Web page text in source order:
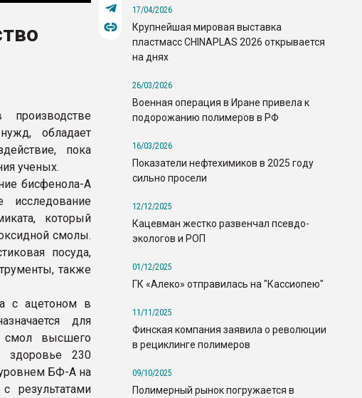
обладает
пока
ученых.
бисфенола-А
который
смолы.
посуда,
также
с ацетоном в
для
смол высшего
здоровье 230
БФ-А на
результатами
17/04/2026
Крупнейшая мировая выставка
пластмасс CHINAPLAS 2026 открывается
на днях
26/03/2026
Военная операция в Иране привела к
подорожанию полимеров в РФ
16/03/2026
Показатели нефтехимиков в 2025 году
сильно просели
12/12/2025
Кацевман жестко развенчал псевдо-
экологов и РОП
01/12/2025
ГК «Алеко» отправилась на "Кассиопею"
11/11/2025
Финская компания заявила о революции
в рециклинге полимеров
09/10/2025
Полимерный рынок погружается в